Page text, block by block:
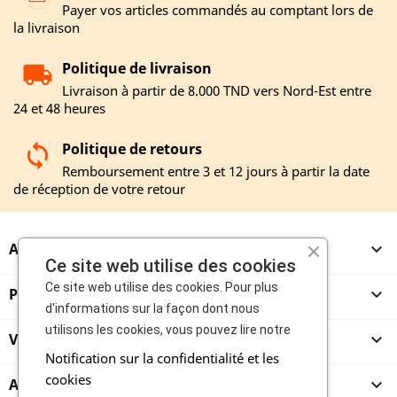
Payer vos articles commandés au comptant lors de
la livraison
Politique de livraison
Livraison à partir de 8.000 TND vers Nord-Est entre
24 et 48 heures
Politique de retours
Remboursement entre 3 et 12 jours à partir la date
de réception de votre retour
A PROPOS 
PRODUITS 
VENDEURS 
ACHETEURS 
Ce site web utilise des cookies
Ce site web utilise des cookies. Pour plus
d'informations sur la façon dont nous
utilisons les cookies, vous pouvez lire notre
Notification sur la confidentialité et les
cookies